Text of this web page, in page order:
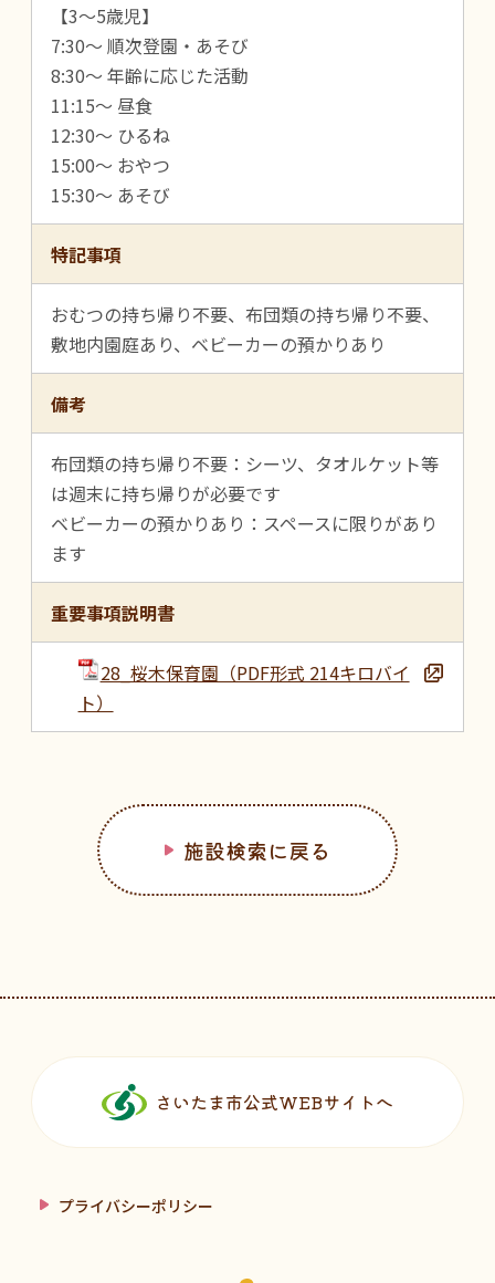
【3～5歳児】
7:30～ 順次登園・あそび
8:30～ 年齢に応じた活動
11:15～ 昼食
12:30～ ひるね
15:00～ おやつ
15:30～ あそび
特記事項
おむつの持ち帰り不要、布団類の持ち帰り不要、
敷地内園庭あり、ベビーカーの預かりあり
備考
布団類の持ち帰り不要：シーツ、タオルケット等
は週末に持ち帰りが必要です
ベビーカーの預かりあり：スペースに限りがあり
ます
重要事項説明書
28_桜木保育園（PDF形式 214キロバイ
ト）
施設検索に戻る
さいたま市公式WEBサイトへ
プライバシーポリシー